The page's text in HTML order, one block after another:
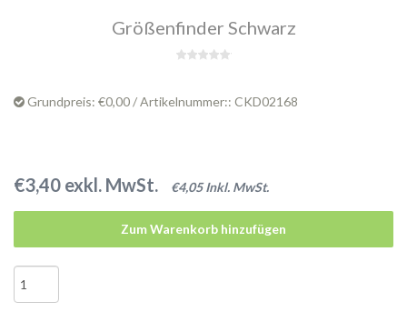
Größenfinder Schwarz
Grundpreis: €0,00 / Artikelnummer:: CKD02168
€3,40 exkl. MwSt. €4,05 Inkl. MwSt.
Zum Warenkorb hinzufügen